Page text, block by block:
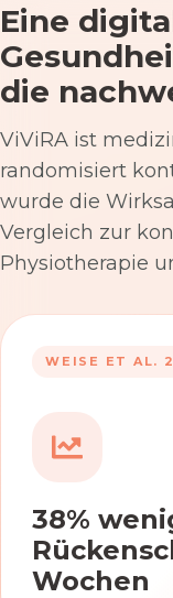
Eine
die
ViViRA ist
randomisiert
wurde die
Vergleich zur
Physiotherapie
WEISE ET AL.
38%
Wochen